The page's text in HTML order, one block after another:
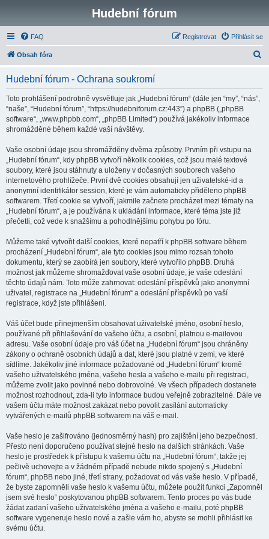
Hudební fórum
FAQ Přihlásit se
Registrovat
Obsah fóra
Hudební fórum - Ochrana soukromí
Toto prohlášení podrobně vysvětluje jak „Hudební fórum“ (dále jen “my”, “nás”,
“naše”, “Hudební fórum”, “https://hudebniforum.cz:443”) a phpBB („phpBB
software“, „www.phpbb.com“, „phpBB Limited“) používá jakékoliv informace
shromážděné během každé vaší návštěvy.
Vaše osobní údaje jsou shromážděny dvěma způsoby. Prvním při vstupu na
„Hudební fórum“, kdy phpBB vytvoří několik cookies, což jsou malé textové
soubory, které jsou stáhnuty a uloženy v dočasných souborech vašeho
internetového prohlížeče. První dvě cookies obsahují jen uživatelské-id a
anonymní identifikátor session, které je vám automaticky přiděleno phpBB
softwarem. Třetí cookie se vytvoří, jakmile začnete procházet mezi tématy na
„Hudební fórum“, a je používána k ukládání informace, které téma jste již
přečetli, což vede k snažšímu a pohodlnějšímu pohybu po fóru.
Můžeme také vytvořit další cookies, které nepatří k phpBB software během
procházení „Hudební fórum“, ale tyto cookies jsou mimo rozsah tohoto
dokumentu, který se zaobírá jen soubory, které vytvořilo phpBB. Druhá
možnost jak můžeme shromažďovat vaše osobní údaje, je vaše odeslání
těchto údajů nám. Toto může zahrnovat: odeslání příspěvků jako anonymní
uživatel, registrace na „Hudební fórum“ a odeslání příspěvků po vaší
registrace, když jste přihlášeni.
Váš účet bude přinejmenším obsahovat uživatelské jméno, osobní heslo,
používané při přihlašování do vašeho účtu, a osobní, platnou e-mailovou
adresu. Vaše osobní údaje pro váš účet na „Hudební fórum“ jsou chráněny
zákony o ochraně osobních údajů a dat, které jsou platné v zemi, ve které
sídlíme. Jakékoliv jiné informace požadované od „Hudební fórum“ kromě
vašeho uživatelského jména, vašeho hesla a vašeho e-mailu při registraci,
můžeme zvolit jako povinné nebo dobrovolné. Ve všech případech dostanete
možnost rozhodnout, zda-li tyto informace budou veřejně zobrazitelné. Dále ve
vašem účtu máte možnost zakázat nebo povolit zasílání automaticky
vytvářených e-mailů phpBB softwarem na váš e-mail.
Vaše heslo je zašifrováno (jednosměrný hash) pro zajištění jeho bezpečnosti.
Přesto není doporučeno používat stejné heslo na dalších stránkách. Vaše
heslo je prostředek k přístupu k vašemu účtu na „Hudební fórum“, takže jej
pečlivě uchovejte a v žádném případě nebude nikdo spojený s „Hudební
fórum“, phpBB nebo jiné, třetí strany, požadovat od vás vaše heslo. V případě,
že byste zapomněli vaše heslo k vašemu účtu, můžete použít funkci „Zapomněl
jsem své heslo“ poskytovanou phpBB softwarem. Tento proces po vás bude
žádat zadaní vašeho uživatelského jména a vašeho e-mailu, poté phpBB
software vygeneruje heslo nové a zašle vám ho, abyste se mohli přihlásit ke
svému účtu.